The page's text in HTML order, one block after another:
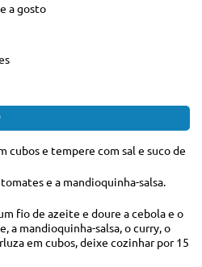
a gosto
cubos e tempere com sal e suco de
e a mandioquinha-salsa.
fio de azeite e doure a cebola e o
a mandioquinha-salsa, o curry, o
em cubos, deixe cozinhar por 15